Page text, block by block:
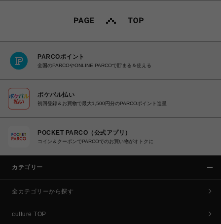
PARCOポイント
全国のPARCOやONLINE PARCOで貯まる＆使える
ポケパル払い
初回登録＆お買物で最大1,500円分のPARCOポイント進呈
POCKET PARCO（公式アプリ）
コイン＆クーポンでPARCOでのお買い物がオトクに
カテゴリー
全カテゴリーから探す
culture TOP